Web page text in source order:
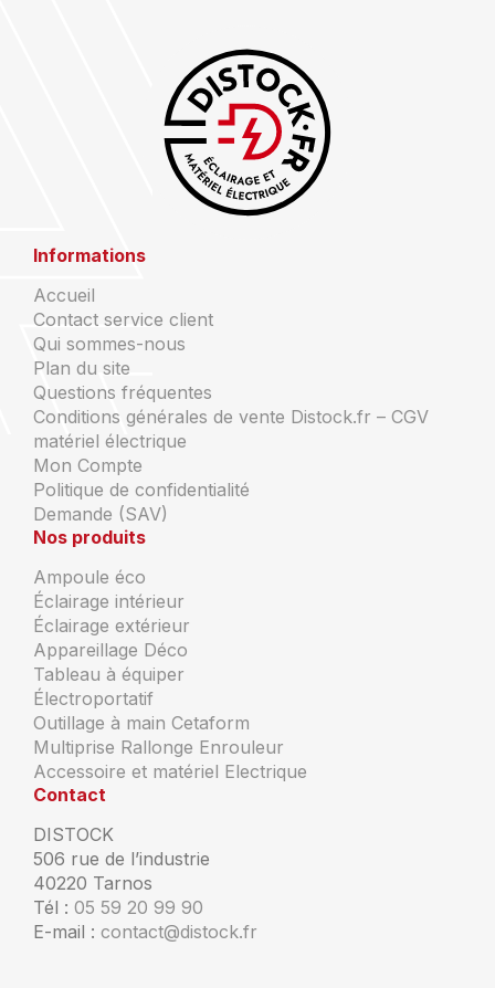
Informations
Accueil
Contact service client
Qui sommes-nous
Plan du site
Questions fréquentes
Conditions générales de vente Distock.fr – CGV
matériel électrique
Mon Compte
Politique de confidentialité
Demande (SAV)
Nos produits
Ampoule éco
Éclairage intérieur
Éclairage extérieur
Appareillage Déco
Tableau à équiper
Électroportatif
Outillage à main Cetaform
Multiprise Rallonge Enrouleur
Accessoire et matériel Electrique
Contact
DISTOCK
506 rue de l’industrie
40220 Tarnos
Tél : 05 59 20 99 90
E-mail : contact@distock.fr